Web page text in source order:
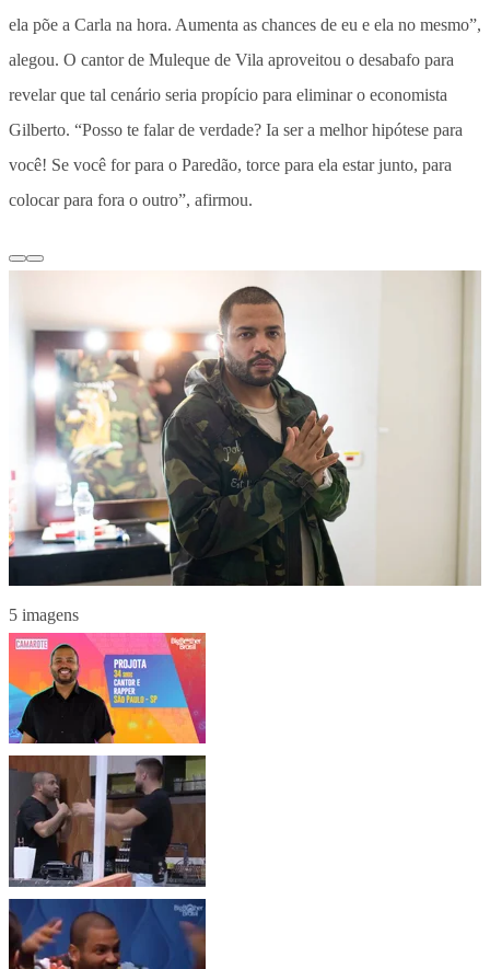
ela põe a Carla na hora. Aumenta as chances de eu e ela no mesmo”,
alegou. O cantor de Muleque de Vila aproveitou o desabafo para
revelar que tal cenário seria propício para eliminar o economista
Gilberto. “Posso te falar de verdade? Ia ser a melhor hipótese para
você! Se você for para o Paredão, torce para ela estar junto, para
colocar para fora o outro”, afirmou.
5 imagens